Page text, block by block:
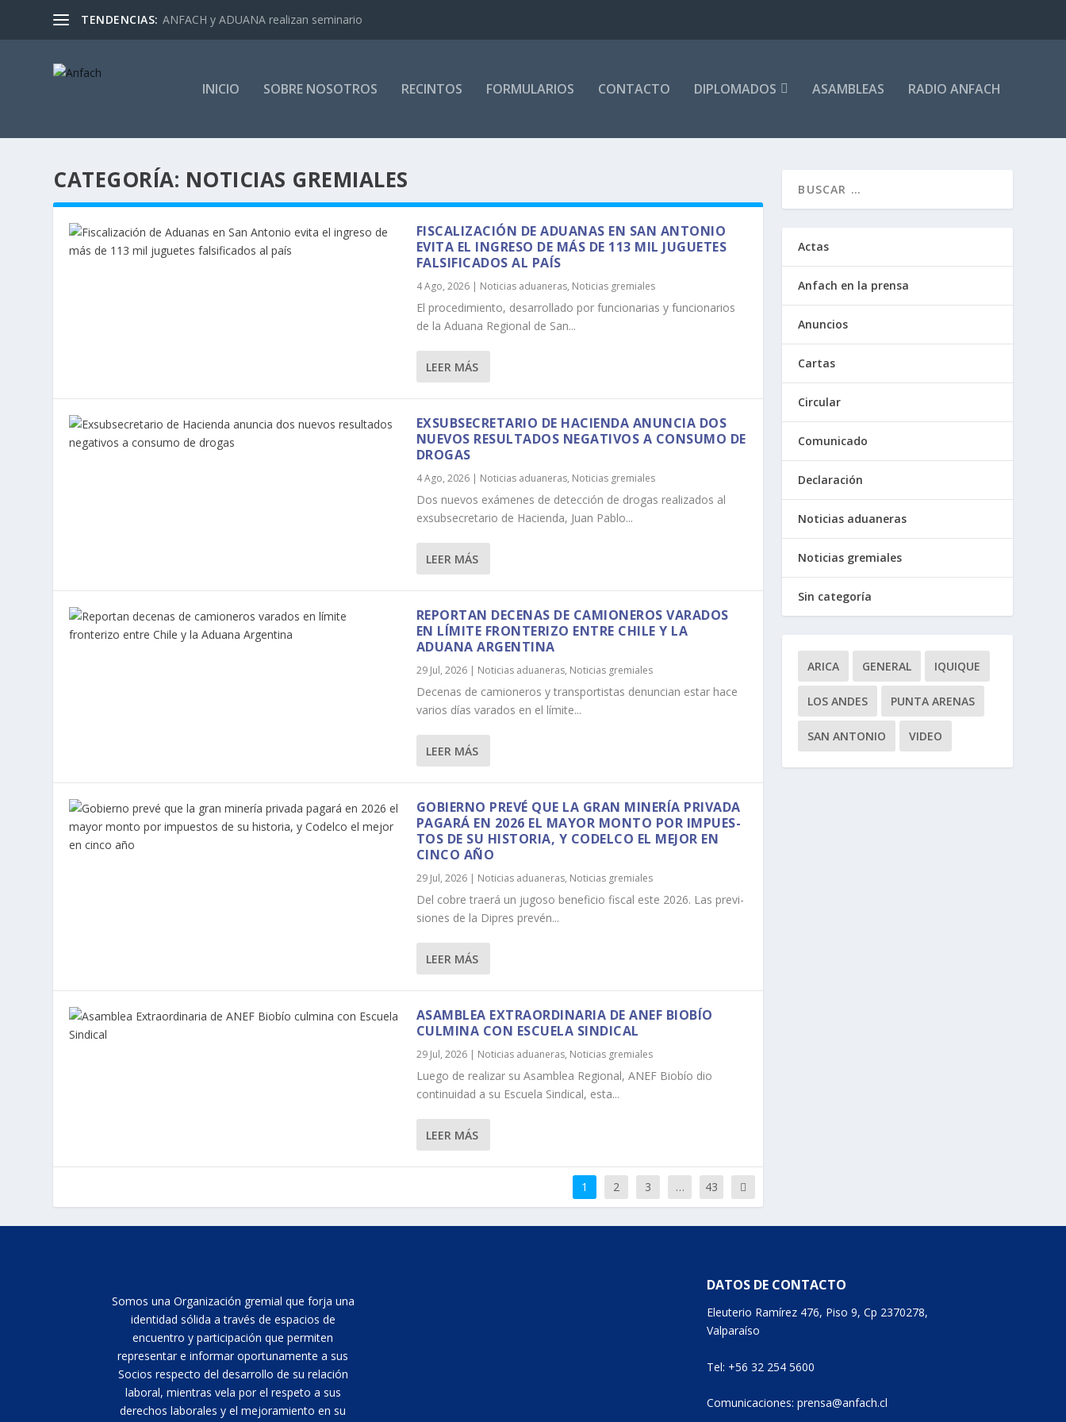
TENDENCIAS: ANFACH y ADUANA realizan seminario
INICIO SOBRE NOSOTROS RECINTOS FORMULARIOS CONTACTO DIPLOMADOS ASAMBLEAS RADIO ANFACH
CATEGORÍA: NOTICIAS GREMIALES
FISCALIZACIÓN DE ADUANAS EN SAN ANTONIO
EVITA EL INGRESO DE MÁS DE 113 MIL JUGUETES
FALSIFICADOS AL PAÍS
4 Ago, 2026| Noticias aduaneras, Noticias gremiales
El procedimiento, desarrollado por funcionarias y funcionarios
de la Aduana Regional de San...
LEER MÁS
EXSUBSECRETARIO DE HACIENDA ANUNCIA DOS
NUEVOS RESULTADOS NEGATIVOS A CONSUMO DE
DROGAS
4 Ago, 2026| Noticias aduaneras, Noticias gremiales
Dos nuevos exámenes de detección de drogas realizados al
exsubsecretario de Hacienda, Juan Pablo...
LEER MÁS
REPORTAN DECENAS DE CAMIONEROS VARADOS
EN LÍMITE FRONTERIZO ENTRE CHILE Y LA
ADUANA ARGENTINA
29 Jul, 2026| Noticias aduaneras, Noticias gremiales
Decenas de camioneros y transportistas denuncian estar hace
varios días varados en el límite...
LEER MÁS
GOBIERNO PREVÉ QUE LA GRAN MINE­RÍA PRI­VADA
PAGARÁ EN 2026 EL MAYOR MONTO POR IMPUES­
TOS DE SU HIS­TO­RIA, Y CODELCO EL MEJOR EN
CINCO AÑO
29 Jul, 2026| Noticias aduaneras, Noticias gremiales
Del cobre traerá un jugoso bene­fi­cio fis­cal este 2026. Las pre­vi­
sio­nes de la Dipres pre­vén...
LEER MÁS
ASAMBLEA EXTRAORDINARIA DE ANEF BIOBÍO
CULMINA CON ESCUELA SINDICAL
29 Jul, 2026| Noticias aduaneras, Noticias gremiales
Luego de realizar su Asamblea Regional, ANEF Biobío dio
continuidad a su Escuela Sindical, esta...
LEER MÁS
1 2 3 … 43
Actas
Anfach en la prensa
Anuncios
Cartas
Circular
Comunicado
Declaración
Noticias aduaneras
Noticias gremiales
Sin categoría
ARICA GENERAL IQUIQUE
LOS ANDES PUNTA ARENAS
SAN ANTONIO VIDEO
Somos una Organización gremial que forja una
identidad sólida a través de espacios de
encuentro y participación que permiten
representar e informar oportunamente a sus
Socios respecto del desarrollo de su relación
laboral, mientras vela por el respeto a sus
derechos laborales y el mejoramiento en su
DATOS DE CONTACTO
Eleuterio Ramírez 476, Piso 9, Cp 2370278,
Valparaíso
Tel: +56 32 254 5600
Comunicaciones: prensa@anfach.cl